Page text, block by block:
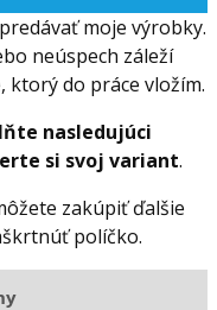
moje výrobky.
neúspech záleží
ktorý do práce vložím.
nasledujúci
si svoj variant.
zakúpiť ďalšie
políčko.